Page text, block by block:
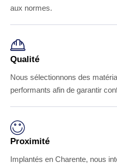
aux normes.
Qualité
Nous sélectionnons des
performants afin de garantir
Proximité
Implantés en Charente, nous